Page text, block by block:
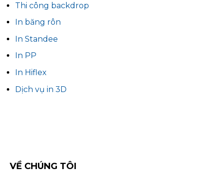
Thi công backdrop
In băng rôn
In Standee
In PP
In Hiflex
Dịch vụ in 3D
VỀ CHÚNG TÔI